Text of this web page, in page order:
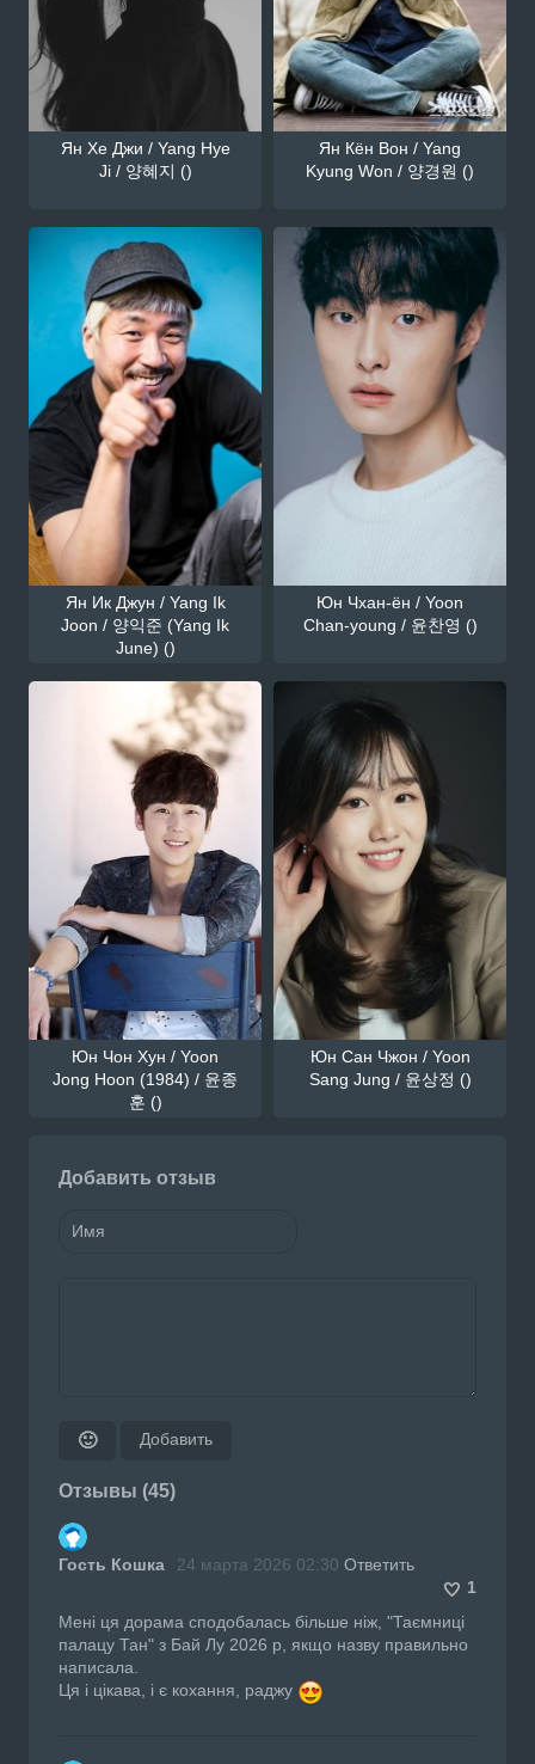
Ян Хе Джи / Yang Hye
Ji / 양혜지 ()
Ян Кён Вон / Yang
Kyung Won / 양경원 ()
Ян Ик Джун / Yang Ik
Joon / 양익준 (Yang Ik
June) ()
Юн Чхан-ён / Yoon
Chan-young / 윤찬영 ()
Юн Чон Хун / Yoon
Jong Hoon (1984) / 윤종
훈 ()
Юн Сан Чжон / Yoon
Sang Jung / 윤상정 ()
Добавить отзыв
🙂 Добавить
Отзывы (45)
Гость Кошка 24 марта 2026 02:30 Ответить
1
Мені ця дорама сподобалась більше ніж, "Таємниці
палацу Тан" з Бай Лу 2026 р, якщо назву правильно
написала.
Ця і цікава, і є кохання, раджу